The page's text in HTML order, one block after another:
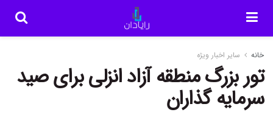
خانه سایر اخبار ویژه
تور بزرگ منطقه آزاد انزلی برای صید
سرمایه گذاران